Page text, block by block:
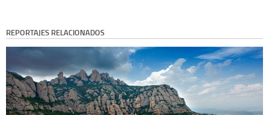
REPORTAJES RELACIONADOS